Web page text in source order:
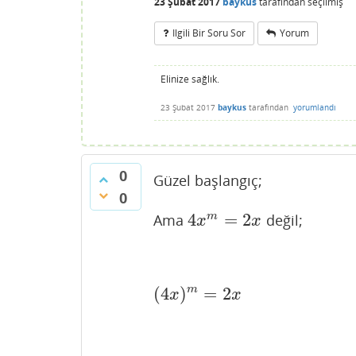
Ilgili Bir Soru Sor Yorum
Elinize sağlık.
23 Şubat 2017 baykus tarafından yorumlandı
0
0
Güzel başlangıç;
Ama 4xm = 2x
4xm= 2x değil;
(4x)m = 2x
(4x)m=2 x